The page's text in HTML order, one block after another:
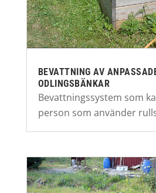
BEVATTNING AV
ODLINGSBÄNKAR
Bevattningssystem som
person som använder